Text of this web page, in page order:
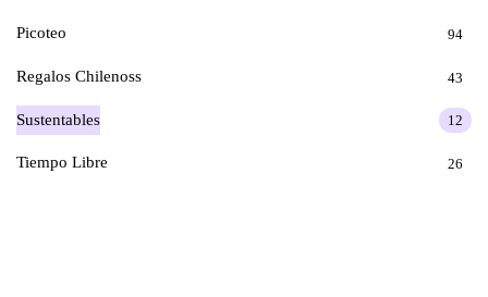
Picoteo 94
Regalos Chilenoss 43
Sustentables 12
Tiempo Libre 26